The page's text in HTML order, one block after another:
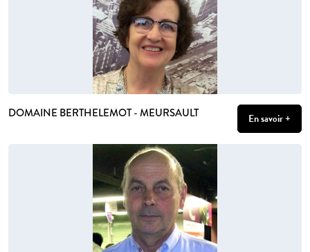
DOMAINE BERTHELEMOT - MEURSAULT En savoir +